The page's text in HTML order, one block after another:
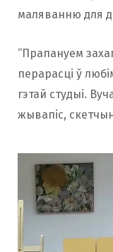
маляванню для
“Прапануем
перарасці ў
гэтай студыі.
жывапіс,